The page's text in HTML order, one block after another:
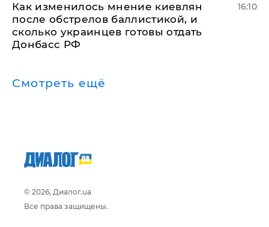
Как изменилось мнение киевлян
после обстрелов баллистикой, и
сколько украинцев готовы отдать
Донбасс РФ
16:10
Смотреть ещё
© 2026, Диалог.ua
Все права защищены.